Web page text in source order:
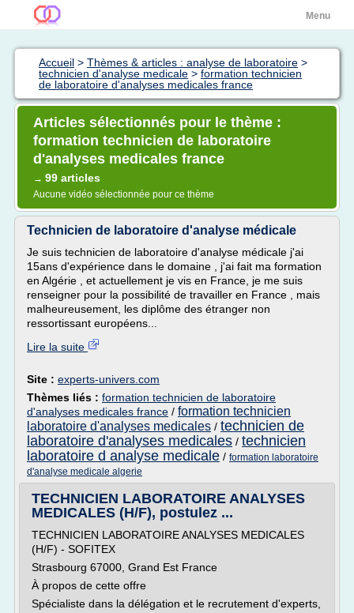
Menu
Accueil > Thèmes & articles : analyse de laboratoire >
technicien d'analyse medicale > formation technicien
de laboratoire d'analyses medicales france
Articles sélectionnés pour le thème :
formation technicien de laboratoire
d'analyses medicales france
→ 99 articles
Aucune vidéo sélectionnée pour ce thème
Technicien de laboratoire d'analyse médicale
Je suis technicien de laboratoire d'analyse médicale j'ai
15ans d'expérience dans le domaine , j'ai fait ma formation
en Algérie , et actuellement je vis en France, je me suis
renseigner pour la possibilité de travailler en France , mais
malheureusement, les diplôme des étranger non
ressortissant européens...
Lire la suite
Site : experts-univers.com
Thèmes liés : formation technicien de laboratoire
d'analyses medicales france / formation technicien
laboratoire d'analyses medicales / technicien de
laboratoire d'analyses medicales / technicien
laboratoire d analyse medicale / formation laboratoire
d'analyse medicale algerie
TECHNICIEN LABORATOIRE ANALYSES
MEDICALES (H/F), postulez ...
TECHNICIEN LABORATOIRE ANALYSES MEDICALES
(H/F) - SOFITEX
Strasbourg 67000, Grand Est France
À propos de cette offre
Spécialiste dans la délégation et le recrutement d'experts,